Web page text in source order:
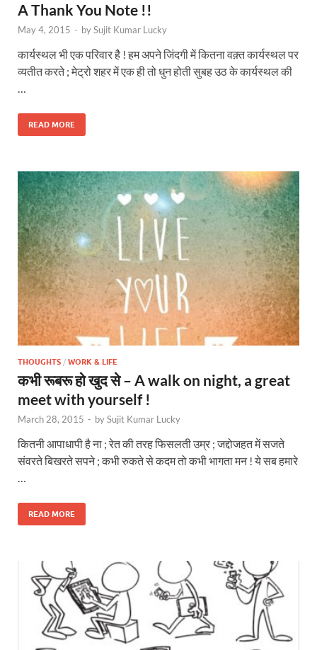
A Thank You Note !!
May 4, 2015 - bySujit Kumar Lucky
कार्यस्थल भी एक परिवार है ! हम अपने जिंदगी में कितना वक़्त कार्यस्थल पर
व्यतीत करते ; मेट्रो शहर में एक ही तो धुन होती सुबह उठ के कार्यस्थल की
…
READ MORE
THOUGHTS / WORK & LIFE
कभी रूबरू हो खुद से – A walk on night, a great
meet with yourself !
March 28, 2015 - bySujit Kumar Lucky
कितनी आपाधापी है ना ; रेत की तरह फिसलती उम्र ; जद्दोजहत में सजते
संवरते बिखरते सपने ; कभी रुकते से कदम तो कभी भागता मन ! ये सब हमारे
…
READ MORE